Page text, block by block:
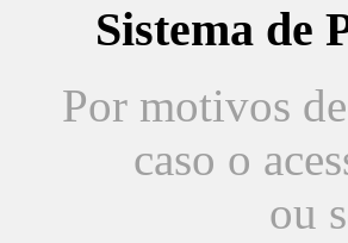
Sistema de
Por motivos
caso o
ou